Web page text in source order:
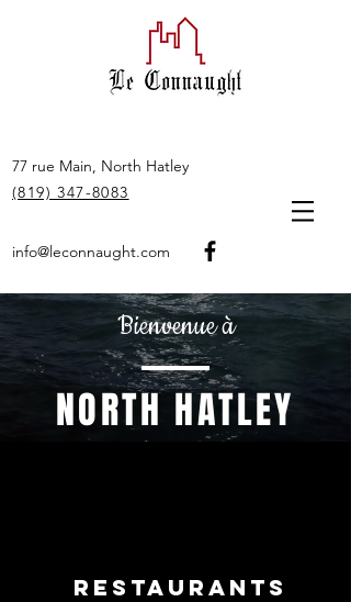
77 rue Main, North Hatley
(819) 347-8083
info@leconnaught.com
Bienvenue à
NORTH HATLEY
RESTAURANTS